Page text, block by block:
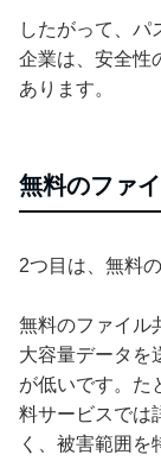
したがって、パ
企業は、安全性
あります。
無料のファ
2つ目は、無料
無料のファイル
大容量データを
が低いです。た
料サービスでは
く、被害範囲を